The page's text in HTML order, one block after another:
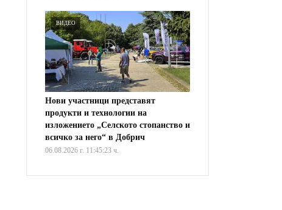
ВИДЕО
Нови участници представят
продукти и технологии на
изложението „Селското стопанство и
всичко за него“ в Добрич
06.08.2026 г. 11:45:23 ч.